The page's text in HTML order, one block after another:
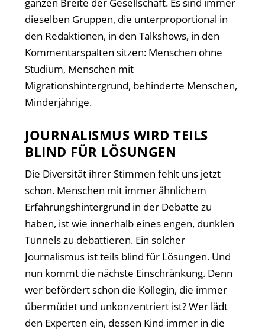
dieselben Gruppen, die unterproportional in
den Redaktionen, in den Talkshows, in den
Kommentarspalten sitzen: Menschen ohne
Studium, Menschen mit
Migrationshintergrund, behinderte Menschen,
Minderjährige.
JOURNALISMUS WIRD TEILS
BLIND FÜR LÖSUNGEN
Die Diversität ihrer Stimmen fehlt uns jetzt
schon. Menschen mit immer ähnlichem
Erfahrungshintergrund in der Debatte zu
haben, ist wie innerhalb eines engen, dunklen
Tunnels zu debattieren. Ein solcher
Journalismus ist teils blind für Lösungen. Und
nun kommt die nächste Einschränkung. Denn
wer befördert schon die Kollegin, die immer
übermüdet und unkonzentriert ist? Wer lädt
den Experten ein, dessen Kind immer in die